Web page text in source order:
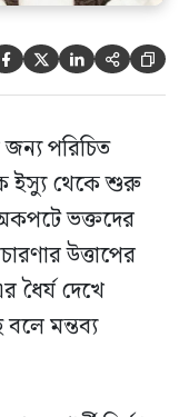
    
জন্য পরিচিত
ইস্যু থেকে শুরু
ভক্তদের
উত্তাপের
ধৈর্য দেখে
মন্তব্য